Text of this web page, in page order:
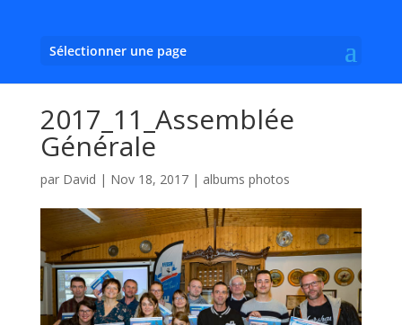
Sélectionner une page
2017_11_Assemblée
Générale
par David | Nov 18, 2017| albums photos